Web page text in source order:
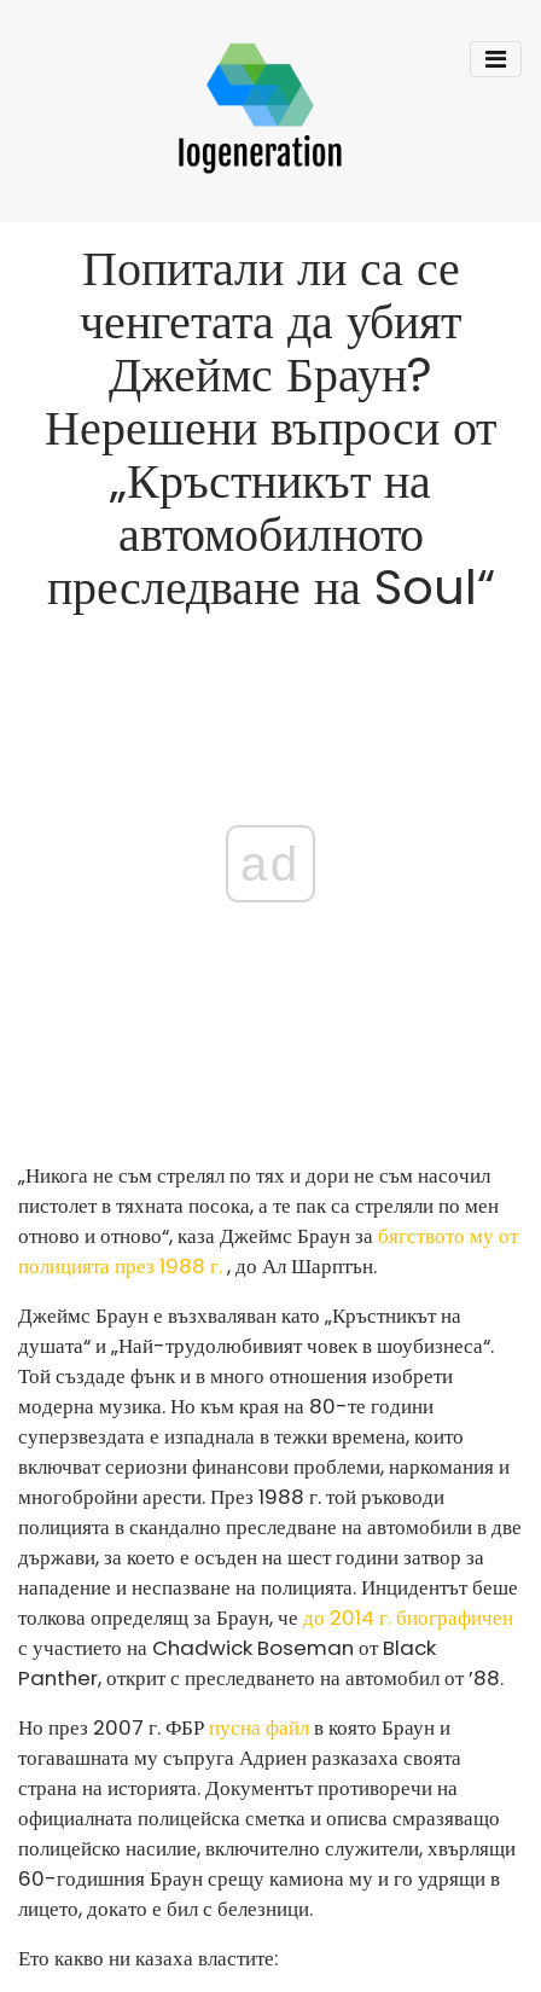
Попитали ли са се
ченгетата да убият
Джеймс Браун?
Нерешени въпроси от
„Кръстникът на
автомобилното
преследване на Soul“
ad
„Никога не съм стрелял по тях и дори не съм насочил
пистолет в тяхната посока, а те пак са стреляли по мен
отново и отново“, каза Джеймс Браун забягството му от
полицията през 1988 г., до Ал Шарптън.
Джеймс Браун е възхваляван като „Кръстникът на
душата“ и „Най-трудолюбивият човек в шоубизнеса“.
Той създаде фънк и в много отношения изобрети
модерна музика. Но към края на 80-те години
суперзвездата е изпаднала в тежки времена, които
включват сериозни финансови проблеми, наркомания и
многобройни арести. През 1988 г. той ръководи
полицията в скандално преследване на автомобили в две
държави, за което е осъден на шест години затвор за
нападение и неспазване на полицията. Инцидентът беше
толкова определящ за Браун, че до 2014 г. биографичен
с участието на Chadwick Boseman от Black
Panther, открит с преследването на автомобил от ’88.
Но през 2007 г. ФБРпусна файлв която Браун и
тогавашната му съпруга Адриен разказаха своята
страна на историята. Документът противоречи на
официалната полицейска сметка и описва смразяващо
полицейско насилие, включително служители, хвърлящи
60-годишния Браун срещу камиона му и го удрящи в
лицето, докато е бил с белезници.
Ето какво ни казаха властите: